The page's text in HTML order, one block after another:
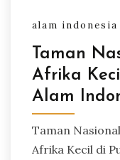
alam indonesia
Taman
Afrika
Alam
Taman
Afrika Kecil di